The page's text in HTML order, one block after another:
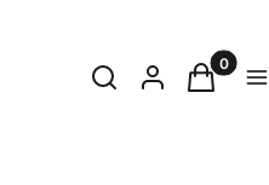
Otwórz
SzukajZaloguj sięKoszyk